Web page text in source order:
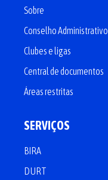
Sobre
Conselho Administrativo
Clubes e ligas
Central de documentos
Áreas restritas
SERVIÇOS
BIRA
DURT